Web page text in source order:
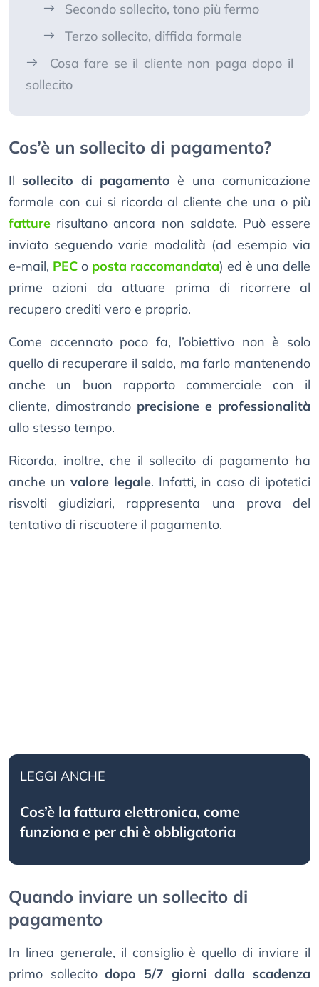
Secondo sollecito, tono più fermo
Terzo sollecito, diffida formale
Cosa fare se il cliente non paga dopo il
sollecito
Cos’è un sollecito di pagamento?
Il sollecito di pagamento è una comunicazione
formale con cui si ricorda al cliente che una o più
fatture risultano ancora non saldate. Può essere
inviato seguendo varie modalità (ad esempio via
e-mail, PEC o posta raccomandata) ed è una delle
prime azioni da attuare prima di ricorrere al
recupero crediti vero e proprio.
Come accennato poco fa, l’obiettivo non è solo
quello di recuperare il saldo, ma farlo mantenendo
anche un buon rapporto commerciale con il
cliente, dimostrando precisione e professionalità
allo stesso tempo.
Ricorda, inoltre, che il sollecito di pagamento ha
anche un valore legale. Infatti, in caso di ipotetici
risvolti giudiziari, rappresenta una prova del
tentativo di riscuotere il pagamento.
LEGGI ANCHE
Cos’è la fattura elettronica, come
funziona e per chi è obbligatoria
Quando inviare un sollecito di
pagamento
In linea generale, il consiglio è quello di inviare il
primo sollecitodopo 5/7 giorni dalla scadenza